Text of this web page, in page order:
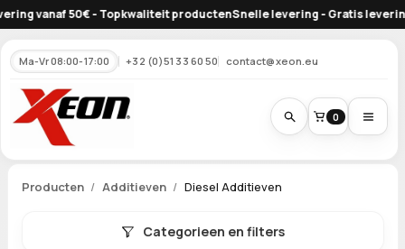
50€ - Topkwaliteit productenSnelle levering - Gratis levering
Ma-Vr 08:00-17:00 +32 (0)51 33 60 50 contact@xeon.eu
0
Producten Additieven Diesel Additieven
Categorieen en filters